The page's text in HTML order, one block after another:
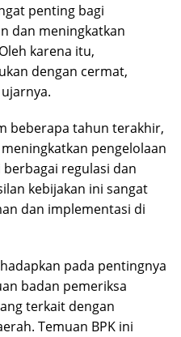
penting bagi
dan meningkatkan
karena itu,
dengan cermat,
beberapa tahun terakhir,
pengelolaan
regulasi dan
kebijakan ini sangat
dan implementasi di
pada pentingnya
badan pemeriksa
terkait dengan
Temuan BPK ini